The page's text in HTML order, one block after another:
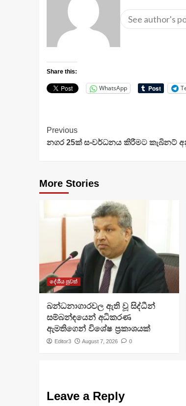
See author's
Share this:
WhatsApp
Continue
Reading
Previous
නගර 25ක් සංවර්ධනය කිරීමට කැබිනට්
More Stories
දේශීය පුවත්
බන්ධනාගාරවල ඇති වූ සිද්ධීන්
සම්බන්ඳයෙන් අධිකරණ
ඇමතිගෙන් විශේෂ ප්‍රකාශයක්
Editor3 August 7, 2026 0
Leave a Reply